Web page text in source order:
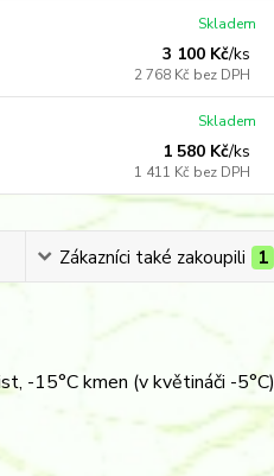
3 100 Kč/ks
2 768 Kč bez DPH
Skladem
1 580 Kč/ks
1 411 Kč bez DPH
Skladem
Zákazníci také zakoupili 1
15°C kmen (v květináči -5°C)